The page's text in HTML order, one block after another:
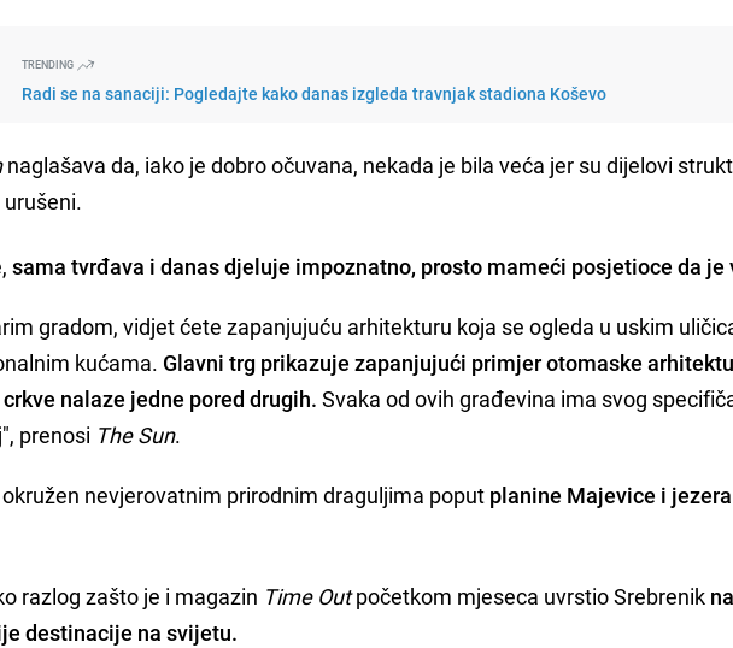
TRENDING
Radi se na sanaciji: Pogledajte kako danas izgleda travnjak stadiona Koševo
naglašava da, iako je dobro očuvana, nekada je bila veća jer su dijelovi
sama tvrđava i danas djeluje impoznatno, prosto mameći posjetioce da je
gradom, vidjet ćete zapanjujuću arhitekturu koja se ogleda u uskim
kućama. Glavni trg prikazuje zapanjujući primjer otomaske
nalaze jedne pored drugih. Svaka od ovih građevina ima svog
prenosi The Sun.
nevjerovatnim prirodnim draguljima poput planine Majevice i jezera
razlog zašto je i magazin Time Outpočetkom mjeseca uvrstio Srebrenik
destinacije na svijetu.